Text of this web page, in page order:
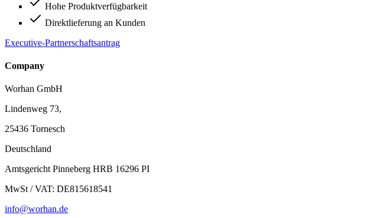
Hohe Produktverfügbarkeit
Direktlieferung an Kunden
Executive-Partnerschaftsantrag
Company
Worhan GmbH
Lindenweg 73,
25436 Tornesch
Deutschland
Amtsgericht Pinneberg HRB 16296 PI
MwSt / VAT: DE815618541
info@worhan.de